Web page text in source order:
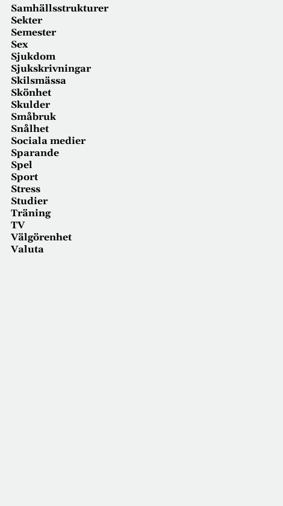
Samhällsstrukturer
Sekter
Semester
Sex
Sjukdom
Sjukskrivningar
Skilsmässa
Skönhet
Skulder
Småbruk
Snålhet
Sociala medier
Sparande
Spel
Sport
Stress
Studier
Träning
TV
Välgörenhet
Valuta